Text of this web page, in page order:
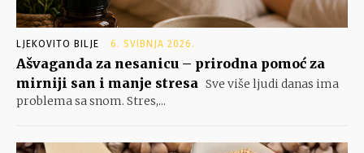
LJEKOVITO BILJE 6. SVIBNJA 2026.
Ašvaganda za nesanicu – prirodna pomoć za
mirniji san i manje stresa Sve više ljudi danas ima
problema sa snom. Stres,...